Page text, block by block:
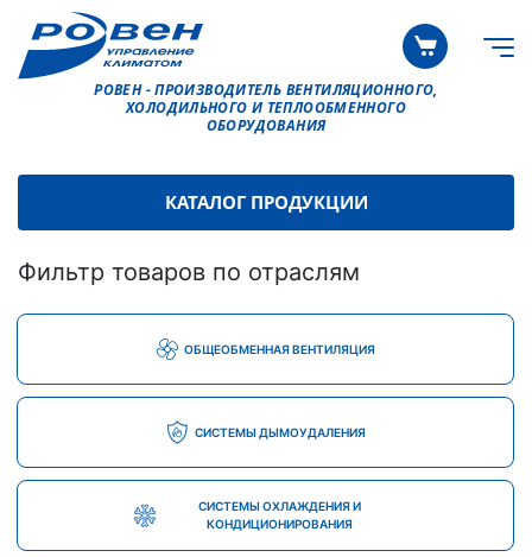
РОВЕН - ПРОИЗВОДИТЕЛЬ ВЕНТИЛЯЦИОННОГО,
ХОЛОДИЛЬНОГО И ТЕПЛООБМЕННОГО
ОБОРУДОВАНИЯ
КАТАЛОГ ПРОДУКЦИИ
Фильтр товаров по отраслям
ОБЩЕОБМЕННАЯ ВЕНТИЛЯЦИЯ
СИСТЕМЫ ДЫМОУДАЛЕНИЯ
СИСТЕМЫ ОХЛАЖДЕНИЯ И
КОНДИЦИОНИРОВАНИЯ